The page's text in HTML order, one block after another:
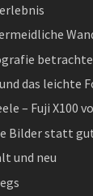
das leichte
– Fuji X100
Bilder statt
und neu